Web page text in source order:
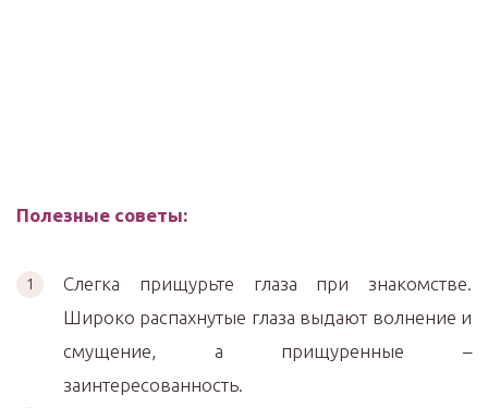
Полезные советы:
Слегка прищурьте глаза при знакомстве.
Широко распахнутые глаза выдают волнение и
смущение, а прищуренные –
заинтересованность.